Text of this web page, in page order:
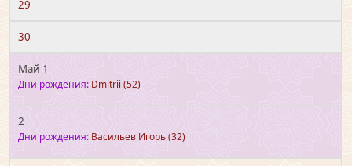
29
30
Май 1
Дни рождения: Dmitrii (52)
2
Дни рождения: Васильев Игорь(32)